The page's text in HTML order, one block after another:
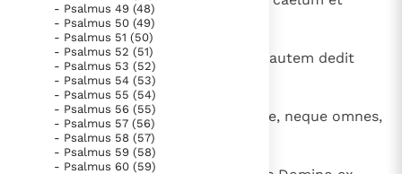
- Psalmus 49 (48)
- Psalmus 50 (49)
- Psalmus 51 (50)
- Psalmus 52 (51)
- Psalmus 53 (52)
- Psalmus 54 (53)
- Psalmus 55 (54)
- Psalmus 56 (55)
- Psalmus 57 (56)
- Psalmus 58 (57)
- Psalmus 59 (58)
- Psalmus 60 (59)
terram.
Caeli, caeli sunt Domino, terram autem dedit
filiis hominum.
Non mortui laudabunt te, Domine, neque omnes,
qui descendunt in silentium,